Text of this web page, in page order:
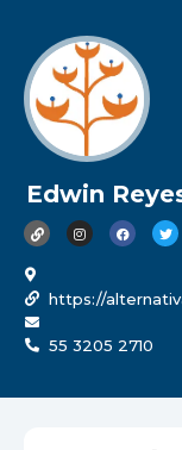
Edwin
https://
55 3205 2710